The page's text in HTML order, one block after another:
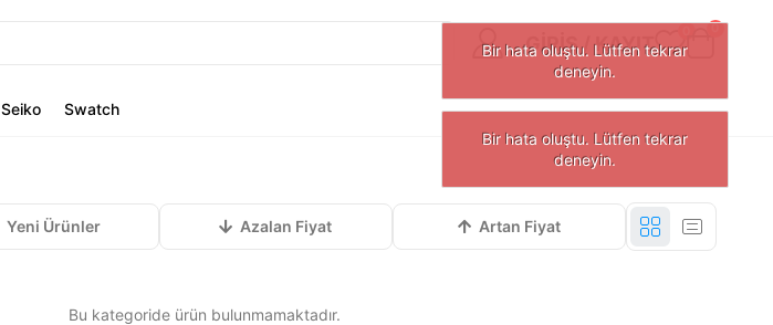
GIRIŞ / KAYIT
0
Seiko Swatch
Yeni Ürünler Azalan Fiyat Artan Fiyat
Bu kategoride ürün bulunmamaktadır.
Bir hata oluştu. Lütfen